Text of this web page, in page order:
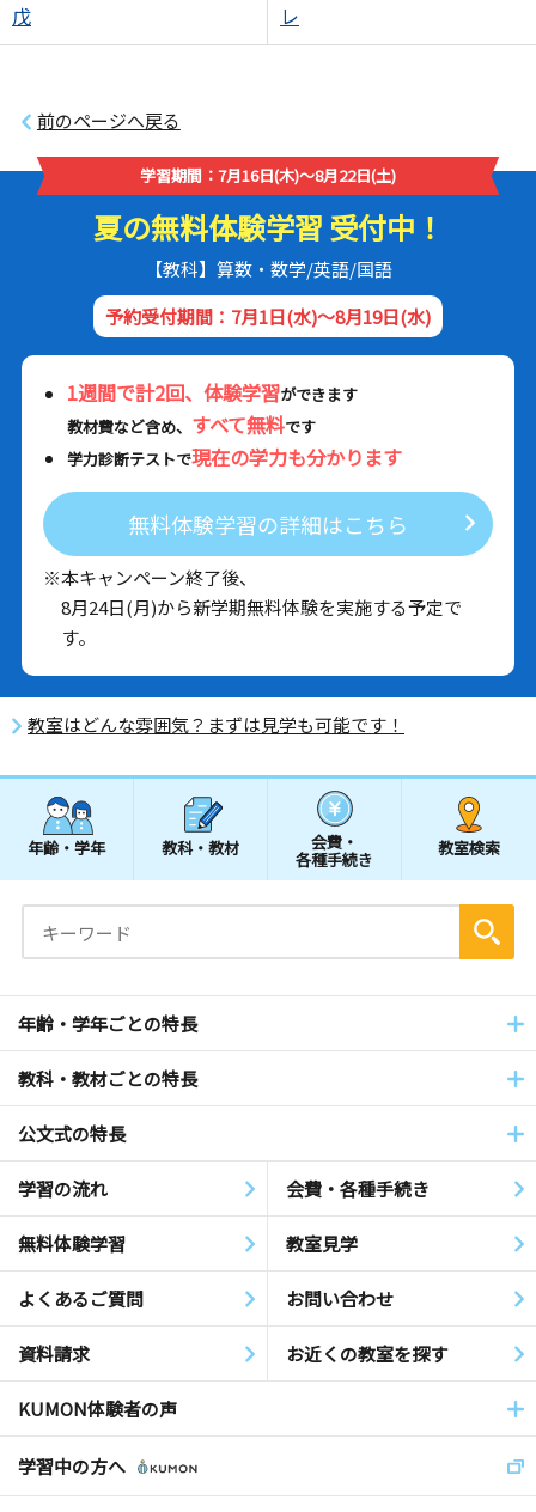
戊 レ
前のページへ戻る
学習期間：7月16日(木)～8月22日(土)
夏の無料体験学習 受付中！
【教科】算数・数学/英語/国語
予約受付期間：7月1日(水)～8月19日(水)
1週間で計2回、体験学習ができます
教材費など含め、 すべて無料です
学力診断テストで現在の学力も分かります
無料体験学習の詳細はこちら
※本キャンペーン終了後、
8月24日(月)から新学期無料体験を実施する予定で
す。
教室はどんな雰囲気？まずは見学も可能です！
年齢・学年 教科・教材 会費・
各種手続き
教室検索
年齢・学年ごとの特長
教科・教材ごとの特長
公文式の特長
学習の流れ 会費・各種手続き
無料体験学習 教室見学
よくあるご質問 お問い合わせ
資料請求 お近くの教室を探す
KUMON体験者の声
学習中の方へ